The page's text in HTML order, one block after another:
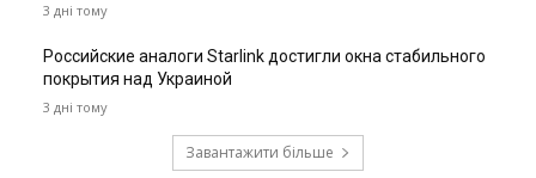
3 дні тому
Российские аналоги Starlink достигли окна стабильного
покрытия над Украиной
3 дні тому
Завантажити більше